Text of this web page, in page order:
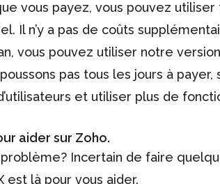
vous payez, vous pouvez
Il n’y a pas de coûts
vous pouvez utiliser notre
pas tous les jours à
et utiliser plus de
aider sur Zoho.
Incertain de faire
est là pour vous aider.